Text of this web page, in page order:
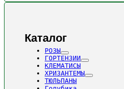
Каталог
РОЗЫ
ГОРТЕНЗИИ
КЛЕМАТИСЫ
ХРИЗАНТЕМЫ
ТЮЛЬПАНЫ